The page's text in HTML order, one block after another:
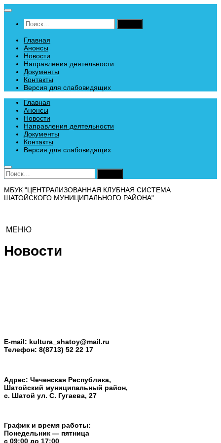
Перейти
содержимому
Найти:
Главная
Анонсы
Новости
Направления деятельности
Документы
Контакты
Версия для слабовидящих
Главная
Анонсы
Новости
Направления деятельности
Документы
Контакты
Версия для слабовидящих
Найти:
МБУК "ЦЕНТРАЛИЗОВАННАЯ КЛУБНАЯ СИСТЕМА
ШАТОЙСКОГО МУНИЦИПАЛЬНОГО РАЙОНА"
МЕНЮ
Новости
E-mail: kultura_shatoy@mail.ru
Телефон: 8(8713) 52 22 17
Адрес: Чеченская Республика,
Шатойский муниципальный район,
с. Шатой ул. С. Гугаева, 27
График и время работы:
Понедельник — пятница
с 09:00 до 17:00